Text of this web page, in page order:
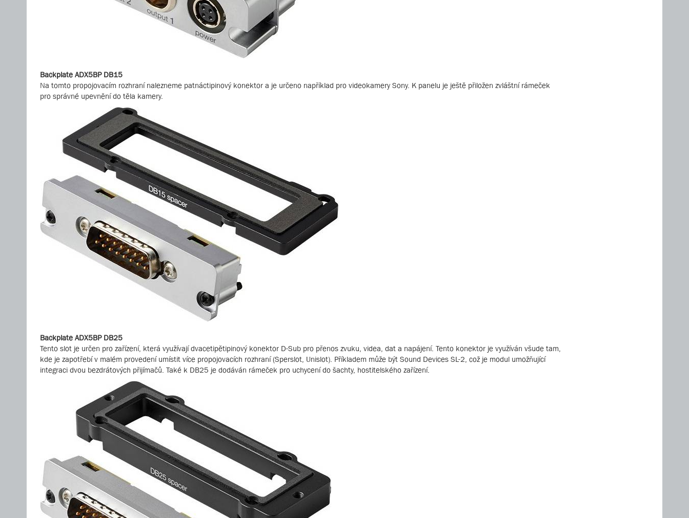
Backplate ADX5BP DB15
Na tomto propojovacím rozhraní nalezneme patnáctipinový konektor a je určeno například pro videokamery Sony. K panelu je ještě přiložen zvláštní rámeček
pro správné upevnění do těla kamery.
Backplate ADX5BP DB25
Tento slot je určen pro zařízení, která využívají dvacetipětipinový konektor D-Sub pro přenos zvuku, videa, dat a napájení. Tento konektor je využíván všude tam,
kde je zapotřebí v malém provedení umístit více propojovacích rozhraní (Sperslot, Unislot). Příkladem může být Sound Devices SL-2, což je modul umožňující
integraci dvou bezdrátových přijímačů. Také k DB25 je dodáván rámeček pro uchycení do šachty, hostitelského zařízení.